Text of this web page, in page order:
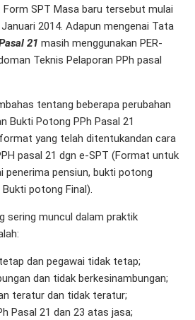
Form SPT Masa baru tersebut mulai
2014. Adapun mengenai Tata
21 masih menggunakan PER-
Teknis Pelaporan PPh pasal
tentang beberapa perubahan
Bukti Potong PPh Pasal 21
yang telah ditentukandan cara
pasal 21 dgn e-SPT (Format untuk
penerima pensiun, bukti potong
potong Final).
sering muncul dalam praktik
dan pegawai tidak tetap;
dan tidak berkesinambungan;
teratur dan tidak teratur;
Pasal 21 dan 23 atas jasa;